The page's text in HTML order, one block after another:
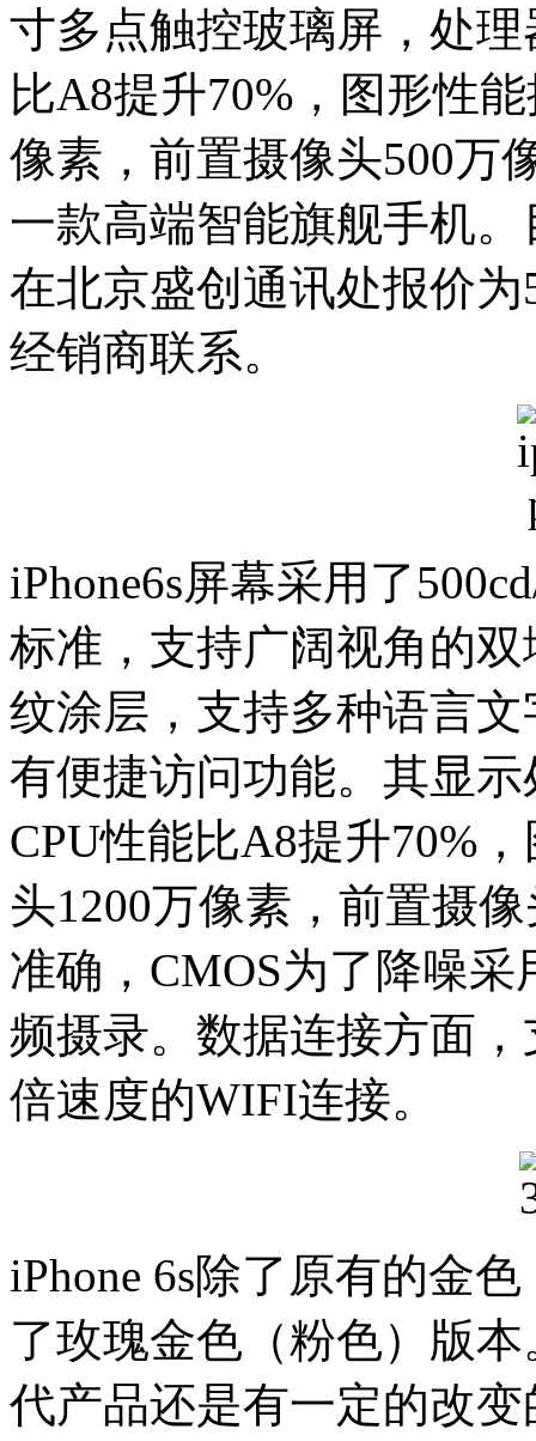
寸多点触控玻璃屏，处
比A8提升70%，图形性
像素，前置摄像头500万
一款高端智能旗舰手机。
在北京盛创通讯处报价
经销商联系。
iPhone6s屏幕采用了
标准，支持广阔视角的
纹涂层，支持多种语言
有便捷访问功能。其显
CPU性能比A8提升70%
头1200万像素，前置摄
准确，CMOS为了降噪
频摄录。数据连接方面
倍速度的WIFI连接。
iPhone 6s除了原有的金
了玫瑰金色（粉色）版
代产品还是有一定的改